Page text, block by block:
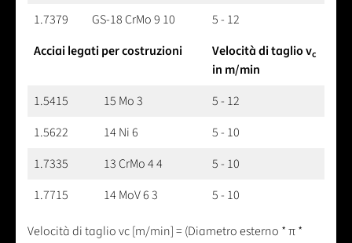
1.7379
GS-18 CrMo 9 10
5 - 12
Acciai legati per costruzioni
Velocità di taglio vc
in m/min
1.5415
15 Mo 3
5 - 12
1.5622
14 Ni 6
5 - 10
1.7335
13 CrMo 4 4
5 - 10
1.7715
14 MoV 6 3 5 - 10
Velocità di taglio vc [m/min] = (Diametro esterno * π *